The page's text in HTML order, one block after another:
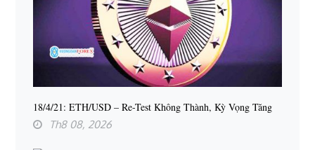
18/4/21: ETH/USD – Re-Test Không Thành, Kỳ Vọng Tăng
Th8 08, 2026